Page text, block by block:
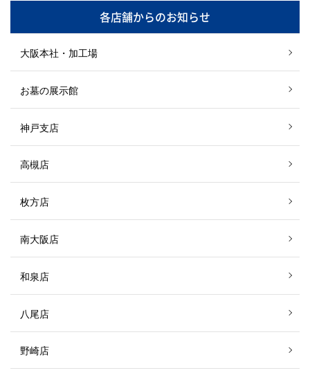
各店舗からのお知らせ
大阪本社・加工場
お墓の展示館
神戸支店
高槻店
枚方店
南大阪店
和泉店
八尾店
野崎店